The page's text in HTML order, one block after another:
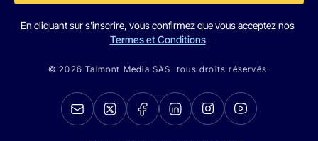
En cliquant sur s'inscrire, vous confirmez que vous acceptez nos
Termes et Conditions
© 2026 Talmont Media SAS. tous droits réservés.